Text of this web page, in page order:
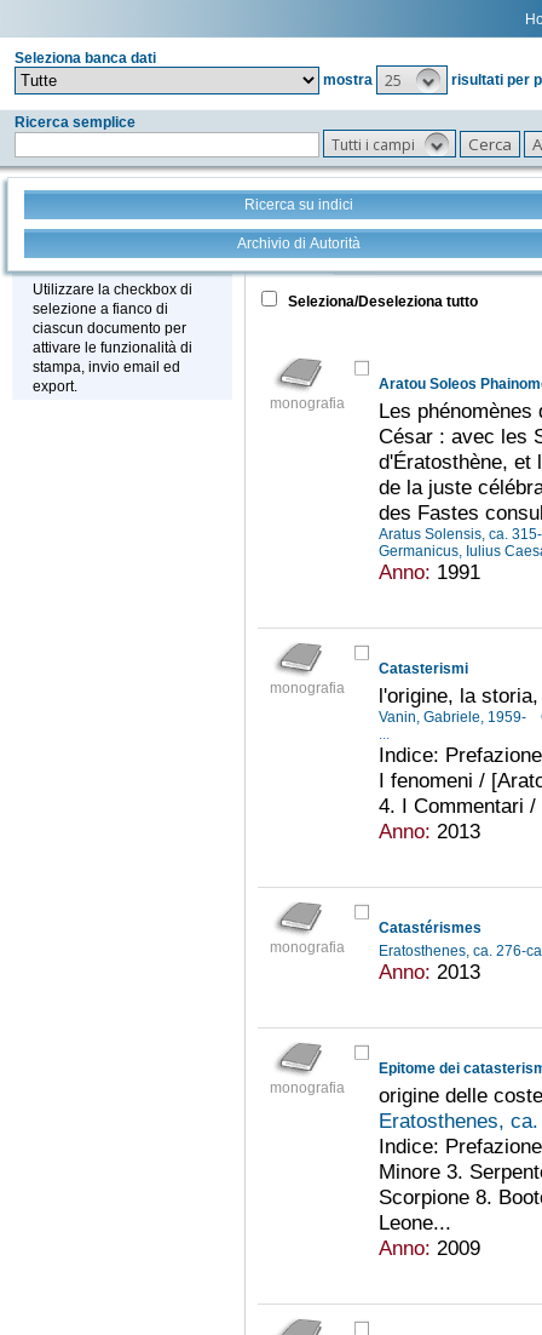
Seleziona banca dati
mostra
25 risultati per
Ricerca semplice
Tutti i campi
Ricerca su indici
Archivio di Autorità
Stampa - Email - Export
Utilizzare la checkbox di
selezione a fianco di
ciascun documento per
attivare le funzionalità di
stampa, invio email ed
export.
Tutto +
Seleziona/Deseleziona tutto
monografia
Les
César : avec les
d'Ératosthène, et
de la juste
des Fastes
Aratus Solensis, ca.
Germanicus, Iulius
Anno: 1991
monografia
Catasterismi
l'origine, la
Vanin, Gabriele, 1959-
...
Indice:
I fenomeni /
4. I Commentari
Anno: 2013
monografia
Catastérismes
Eratosthenes, ca. 276-
Anno: 2013
monografia
Epitome dei
origine delle
Eratosthenes,
Indice:
Minore 3.
Scorpione 8.
Leone...
Anno: 2009